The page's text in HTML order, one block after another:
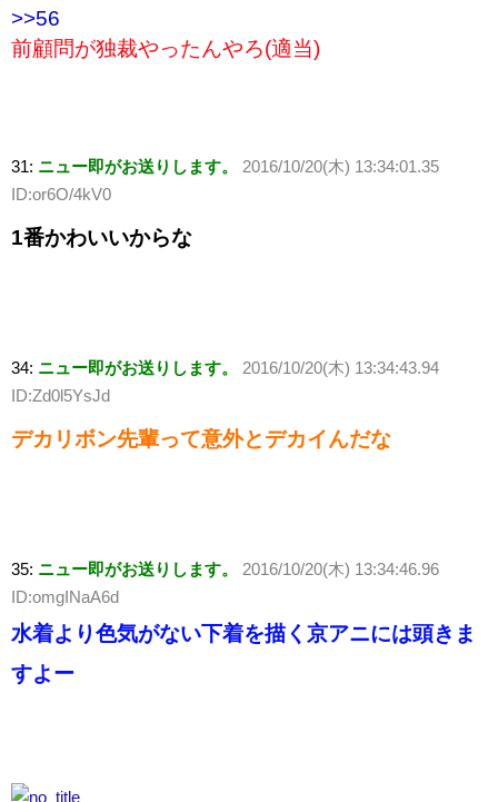
>>56
前顧問が独裁やったんやろ(適当)
31: ニュー即がお送りします。
2016/10/20(木) 13:34:01.35
ID:or6O/4kV0
1番かわいいからな
34: ニュー即がお送りします。
2016/10/20(木) 13:34:43.94
ID:Zd0l5YsJd
デカリボン先輩って意外とデカイんだな
35: ニュー即がお送りします。
2016/10/20(木) 13:34:46.96
ID:omgINaA6d
水着より色気がない下着を描く京アニには頭きま
すよー